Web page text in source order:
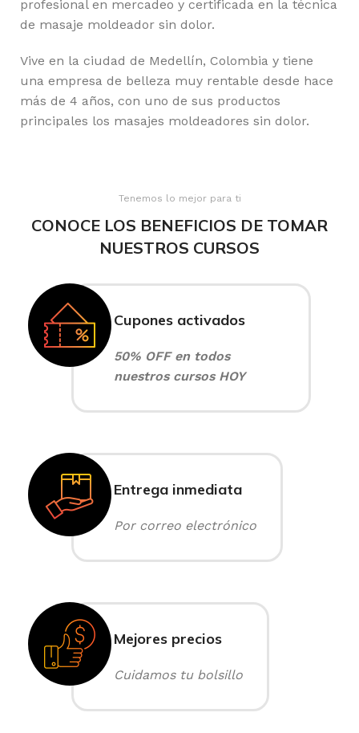
profesional en mercadeo y certificada en la técnica
de masaje moldeador sin dolor.
Vive en la ciudad de Medellín, Colombia y tiene
una empresa de belleza muy rentable desde hace
más de 4 años, con uno de sus productos
principales los masajes moldeadores sin dolor.
Tenemos lo mejor para ti
CONOCE LOS BENEFICIOS DE TOMAR
NUESTROS CURSOS
Cupones activados
50% OFF en todos
nuestros cursos HOY
Entrega inmediata
Por correo electrónico
Mejores precios
Cuidamos tu bolsillo